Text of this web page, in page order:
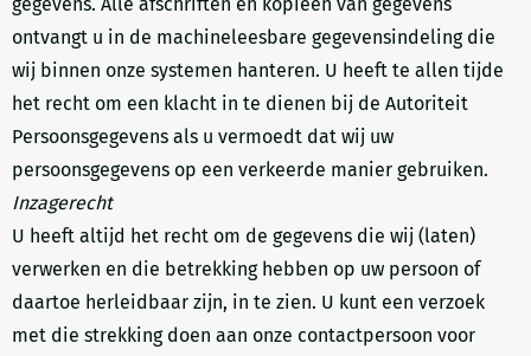
ontvangt u in de machineleesbare gegevensindeling die
wij binnen onze systemen hanteren. U heeft te allen tijde
het recht om een klacht in te dienen bij de Autoriteit
Persoonsgegevens als u vermoedt dat wij uw
persoonsgegevens op een verkeerde manier gebruiken.
Inzagerecht
U heeft altijd het recht om de gegevens die wij (laten)
verwerken en die betrekking hebben op uw persoon of
daartoe herleidbaar zijn, in te zien. U kunt een verzoek
met die strekking doen aan onze contactpersoon voor